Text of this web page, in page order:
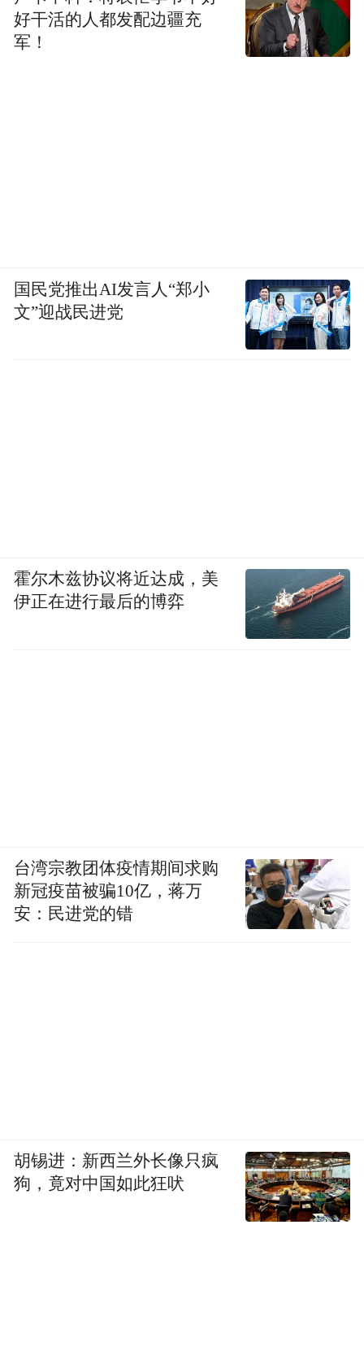
好干活的人都发配边疆充
军！
国民党推出AI发言人“郑小
文”迎战民进党
霍尔木兹协议将近达成，美
伊正在进行最后的博弈
台湾宗教团体疫情期间求购
新冠疫苗被骗10亿，蒋万
安：民进党的错
胡锡进：新西兰外长像只疯
狗，竟对中国如此狂吠